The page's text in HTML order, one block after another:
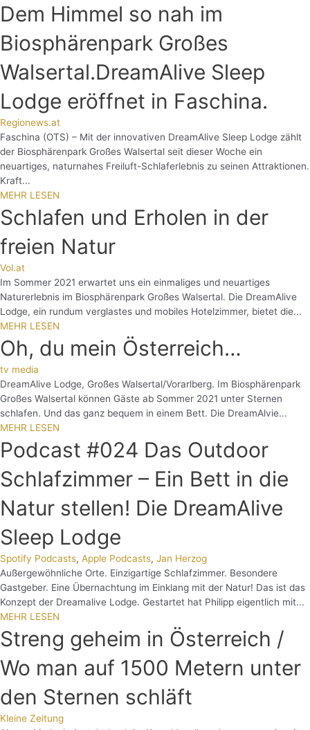
Dem Himmel so nah im
Biosphärenpark Großes
Walsertal.DreamAlive Sleep
Lodge eröffnet in Faschina.
Regionews.at
Faschina (OTS) – Mit der innovativen DreamAlive Sleep Lodge zählt
der Biosphärenpark Großes Walsertal seit dieser Woche ein
neuartiges, naturnahes Freiluft-Schlaferlebnis zu seinen Attraktionen.
Kraft...
MEHR LESEN
Schlafen und Erholen in der
freien Natur
Vol.at
Im Sommer 2021 erwartet uns ein einmaliges und neuartiges
Naturerlebnis im Biosphärenpark Großes Walsertal. Die DreamAlive
Lodge, ein rundum verglastes und mobiles Hotelzimmer, bietet die...
MEHR LESEN
Oh, du mein Österreich…
tv media
DreamAlive Lodge, Großes Walsertal/Vorarlberg. Im Biosphärenpark
Großes Walsertal können Gäste ab Sommer 2021 unter Sternen
schlafen. Und das ganz bequem in einem Bett. Die DreamAlvie...
MEHR LESEN
Podcast #024 Das Outdoor
Schlafzimmer – Ein Bett in die
Natur stellen! Die DreamAlive
Sleep Lodge
Spotify Podcasts, Apple Podcasts, Jan Herzog
Außergewöhnliche Orte. Einzigartige Schlafzimmer. Besondere
Gastgeber. Eine Übernachtung im Einklang mit der Natur! Das ist das
Konzept der Dreamalive Lodge. Gestartet hat Philipp eigentlich mit...
MEHR LESEN
Streng geheim in Österreich /
Wo man auf 1500 Metern unter
den Sternen schläft
Kleine Zeitung